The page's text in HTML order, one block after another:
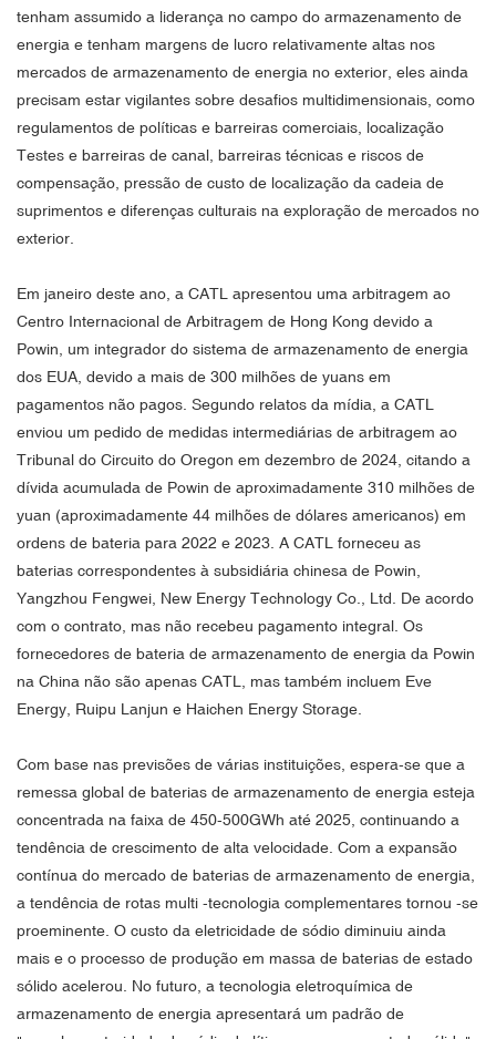
tenham assumido a liderança no campo do armazenamento de
energia e tenham margens de lucro relativamente altas nos
mercados de armazenamento de energia no exterior, eles ainda
precisam estar vigilantes sobre desafios multidimensionais, como
regulamentos de políticas e barreiras comerciais, localização
Testes e barreiras de canal, barreiras técnicas e riscos de
compensação, pressão de custo de localização da cadeia de
suprimentos e diferenças culturais na exploração de mercados no
exterior.
Em janeiro deste ano, a CATL apresentou uma arbitragem ao
Centro Internacional de Arbitragem de Hong Kong devido a
Powin, um integrador do sistema de armazenamento de energia
dos EUA, devido a mais de 300 milhões de yuans em
pagamentos não pagos. Segundo relatos da mídia, a CATL
enviou um pedido de medidas intermediárias de arbitragem ao
Tribunal do Circuito do Oregon em dezembro de 2024, citando a
dívida acumulada de Powin de aproximadamente 310 milhões de
yuan (aproximadamente 44 milhões de dólares americanos) em
ordens de bateria para 2022 e 2023. A CATL forneceu as
baterias correspondentes à subsidiária chinesa de Powin,
Yangzhou Fengwei, New Energy Technology Co., Ltd. De acordo
com o contrato, mas não recebeu pagamento integral. Os
fornecedores de bateria de armazenamento de energia da Powin
na China não são apenas CATL, mas também incluem Eve
Energy, Ruipu Lanjun e Haichen Energy Storage.
Com base nas previsões de várias instituições, espera-se que a
remessa global de baterias de armazenamento de energia esteja
concentrada na faixa de 450-500GWh até 2025, continuando a
tendência de crescimento de alta velocidade. Com a expansão
contínua do mercado de baterias de armazenamento de energia,
a tendência de rotas multi -tecnologia complementares tornou -se
proeminente. O custo da eletricidade de sódio diminuiu ainda
mais e o processo de produção em massa de baterias de estado
sólido acelerou. No futuro, a tecnologia eletroquímica de
armazenamento de energia apresentará um padrão de